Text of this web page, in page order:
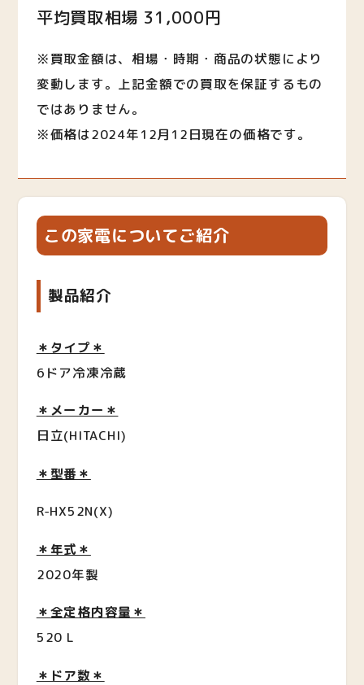
平均買取相場 31,000円
※買取金額は、相場・時期・商品の状態により
変動します。上記金額での買取を保証するもの
ではありません。
※価格は2024年12月12日現在の価格です。
この家電についてご紹介
製品紹介
＊タイプ＊
6ドア冷凍冷蔵
＊メーカー＊
日立(HITACHI)
＊型番＊
R-HX52N(X)
＊年式＊
2020年製
＊全定格内容量＊
520 L
＊ドア数＊